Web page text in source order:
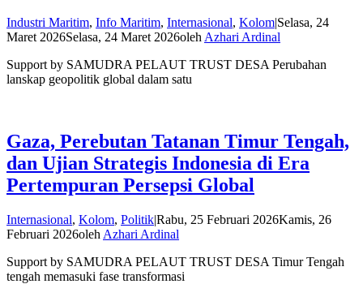
Industri Maritim, Info Maritim, Internasional, Kolom|Selasa, 24
Maret 2026Selasa, 24 Maret 2026oleh Azhari Ardinal
Support by SAMUDRA PELAUT TRUST DESA Perubahan
lanskap geopolitik global dalam satu
Gaza, Perebutan Tatanan Timur Tengah,
dan Ujian Strategis Indonesia di Era
Pertempuran Persepsi Global
Internasional, Kolom, Politik|Rabu, 25 Februari 2026Kamis, 26
Februari 2026oleh Azhari Ardinal
Support by SAMUDRA PELAUT TRUST DESA Timur Tengah
tengah memasuki fase transformasi